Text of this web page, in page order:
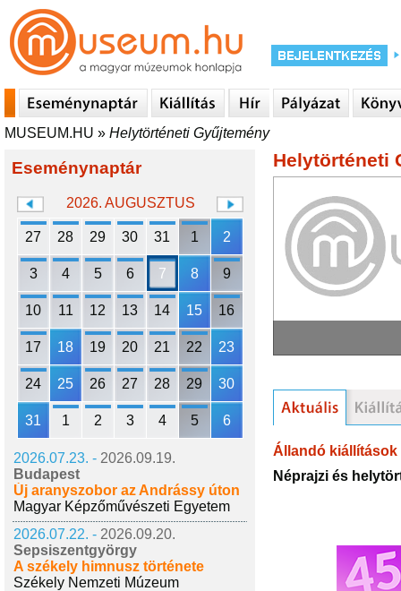
MUSEUM.HU » Helytörténeti Gyűjtemény
Eseménynaptár
2026. AUGUSZTUS
27 28 29 30 31 1 2
3 4 5 6 7 8 9
10 11 12 13 14 15 16
17 18 19 20 21 22 23
24 25 26 27 28 29 30
31 1 2 3 4 5 6
2026.07.23. - 2026.09.19.
Budapest
Új aranyszobor az Andrássy úton
Magyar Képzőművészeti Egyetem
2026.07.22. - 2026.09.20.
Sepsiszentgyörgy
A székely himnusz története
Székely Nemzeti Múzeum
Helytörténeti
Állandó kiállítások
Néprajzi és